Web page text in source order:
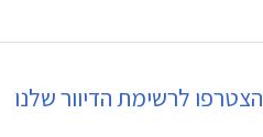
הצטרפו לרשימת הדיוור שלנו